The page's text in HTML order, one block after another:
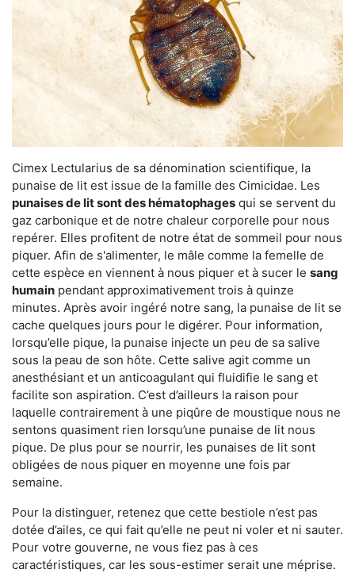
Cimex Lectularius de sa dénomination scientifique, la
punaise de lit est issue de la famille des Cimicidae. Les
punaises de lit sont des hématophages qui se servent du
gaz carbonique et de notre chaleur corporelle pour nous
repérer. Elles profitent de notre état de sommeil pour nous
piquer. Afin de s'alimenter, le mâle comme la femelle de
cette espèce en viennent à nous piquer et à sucer le sang
humain pendant approximativement trois à quinze
minutes. Après avoir ingéré notre sang, la punaise de lit se
cache quelques jours pour le digérer. Pour information,
lorsqu’elle pique, la punaise injecte un peu de sa salive
sous la peau de son hôte. Cette salive agit comme un
anesthésiant et un anticoagulant qui fluidifie le sang et
facilite son aspiration. C’est d’ailleurs la raison pour
laquelle contrairement à une piqûre de moustique nous ne
sentons quasiment rien lorsqu’une punaise de lit nous
pique. De plus pour se nourrir, les punaises de lit sont
obligées de nous piquer en moyenne une fois par
semaine.
Pour la distinguer, retenez que cette bestiole n’est pas
dotée d’ailes, ce qui fait qu’elle ne peut ni voler et ni sauter.
Pour votre gouverne, ne vous fiez pas à ces
caractéristiques, car les sous-estimer serait une méprise.